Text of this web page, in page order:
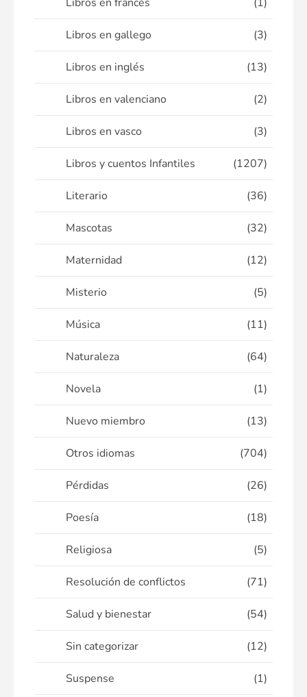
Libros en gallego (3)
Libros en inglés (13)
Libros en valenciano (2)
Libros en vasco (3)
Libros y cuentos Infantiles (1207)
Literario (36)
Mascotas (32)
Maternidad (12)
Misterio (5)
Música (11)
Naturaleza (64)
Novela (1)
Nuevo miembro (13)
Otros idiomas (704)
Pérdidas (26)
Poesía (18)
Religiosa (5)
Resolución de conflictos (71)
Salud y bienestar (54)
Sin categorizar (12)
Suspense (1)